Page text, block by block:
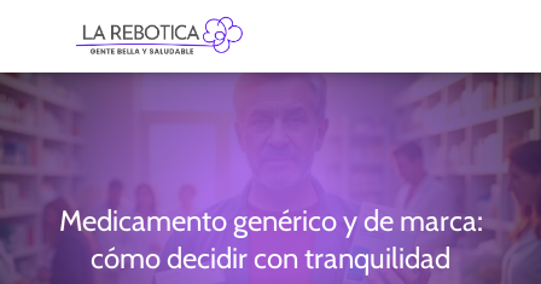
Medicamento genérico y de marca:
cómo decidir con tranquilidad